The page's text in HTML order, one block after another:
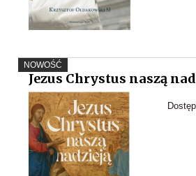
Jezus Chrystus naszą
NOWOŚĆ